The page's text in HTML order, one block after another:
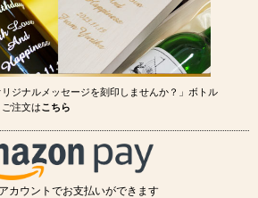
リジナルメッセージを刻印しませんか？」ボトル
注文はこちら
カウントでお支払いができます